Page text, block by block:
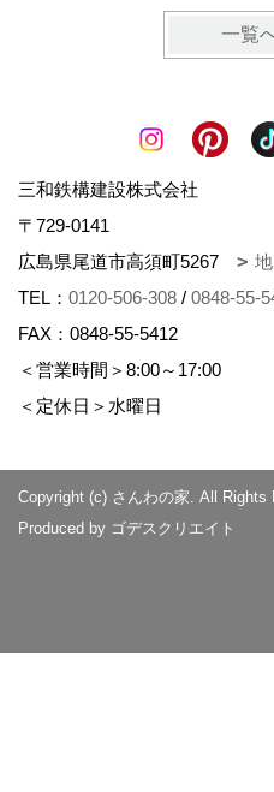
一覧
三和鉄構建設株式会社
〒729-0141
広島県尾道市高須町5267
TEL： 0120-506-308 / 0848-55-
FAX：0848-55-5412
＜営業時間＞8:00～17:00
＜定休日＞水曜日
Copyright (c) さんわの家. All Rights
Produced by ゴデスクリエイト